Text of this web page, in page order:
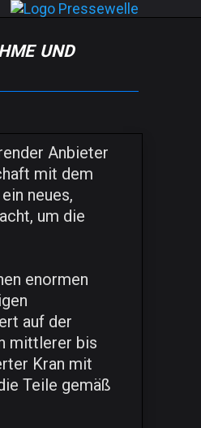
und
Anbieter
mit dem
neues,
um die
enormen
auf der
mittlerer bis
Kran mit
Teile gemäß